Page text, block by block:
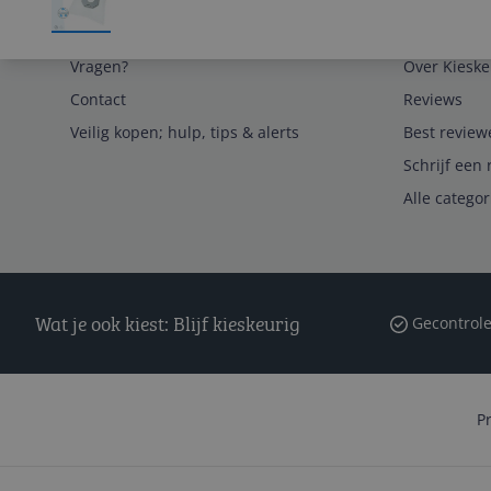
Service
Vragen?
Contact
Veilig kopen; hulp, tips & alerts
Over
Reviews
Best
Schrijf een
Alle
Wat je ook kiest: Blijf kieskeurig